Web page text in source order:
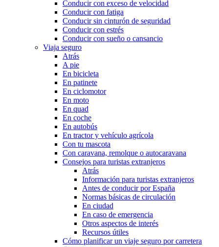
Conducir con exceso de velocidad
Conducir con fatiga
Conducir sin cinturón de seguridad
Conducir con estrés
Conducir con sueño o cansancio
Viaja seguro
Atrás
A pie
En bicicleta
En patinete
En ciclomotor
En moto
En quad
En coche
En autobús
En tractor y vehículo agrícola
Con tu mascota
Con caravana, remolque o autocaravana
Consejos para turistas extranjeros
Atrás
Información para turistas extranjeros
Antes de conducir por España
Normas básicas de circulación
En ciudad
En caso de emergencia
Otros aspectos de interés
Recursos útiles
Cómo planificar un viaje seguro por carretera